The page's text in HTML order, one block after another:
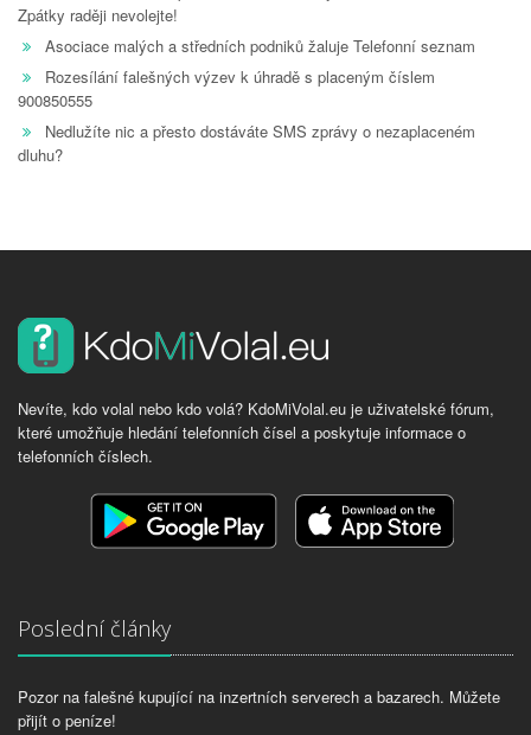
Zpátky raději nevolejte!
Asociace malých a středních podniků žaluje Telefonní seznam
Rozesílání falešných výzev k úhradě s placeným číslem
900850555
Nedlužíte nic a přesto dostáváte SMS zprávy o nezaplaceném
dluhu?
Nevíte, kdo volal nebo kdo volá? KdoMiVolal.eu je uživatelské fórum,
které umožňuje hledání telefonních čísel a poskytuje informace o
telefonních číslech.
Poslední články
Pozor na falešné kupující na inzertních serverech a bazarech. Můžete
přijít o peníze!